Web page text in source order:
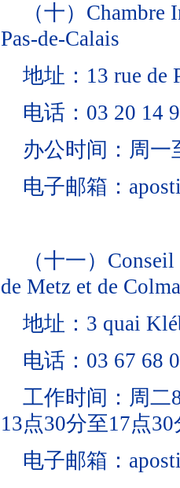
（十）Chambre
Pas-de-Calais
地址：13 rue de
电话：03 20 14
办公时间：周一
电子邮箱：
（十一）
de Metz et de
地址：3 quai
电话：03 67 68
工作时间：周二
13点30分至17点30
电子邮箱：